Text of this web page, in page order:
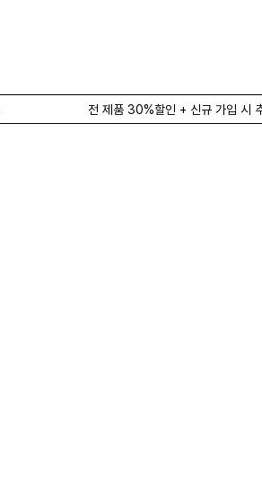
전 제품 30%할인 + 신규 가입 시